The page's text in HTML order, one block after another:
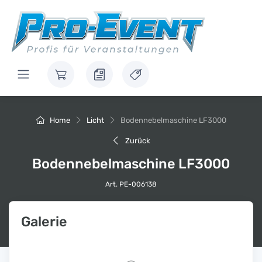
Home Licht Bodennebelmaschine LF3000
Zurück
Bodennebelmaschine LF3000
Art. PE-006138
Galerie